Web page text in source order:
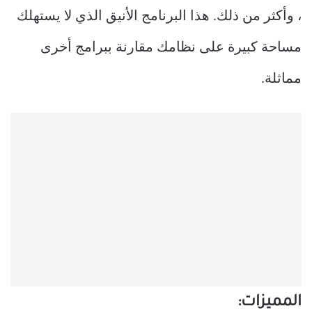
، وأكثر من ذلك. هذا البرنامج الأنيق الذي لا يستهلك
مساحة كبيرة على نظامك مقارنة ببرامج أخرى
مماثلة.
المميزات: